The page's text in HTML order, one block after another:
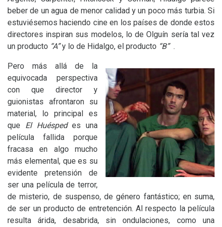
beber de un agua de menor calidad y un poco más turbia. Si
estuviésemos haciendo cine en los países de donde estos
directores inspiran sus modelos, lo de Olguín sería tal vez
un producto “A”y lo de Hidalgo, el producto “B” .
Pero más allá de la
equivocada perspectiva
con que director y
guionistas afrontaron su
material, lo principal es
que El Huéspedes una
película fallida porque
fracasa en algo mucho
más elemental, que es su
evidente pretensión de
ser una película de terror,
de misterio, de suspenso, de género fantástico; en suma,
de ser un producto de entretención. Al respecto la película
resulta árida, desabrida, sin ondulaciones, como una